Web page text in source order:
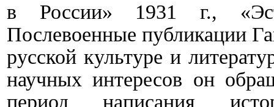
в России» 1931 г.,
Послевоенные публикации
русской культуре и
научных интересов он
период написания